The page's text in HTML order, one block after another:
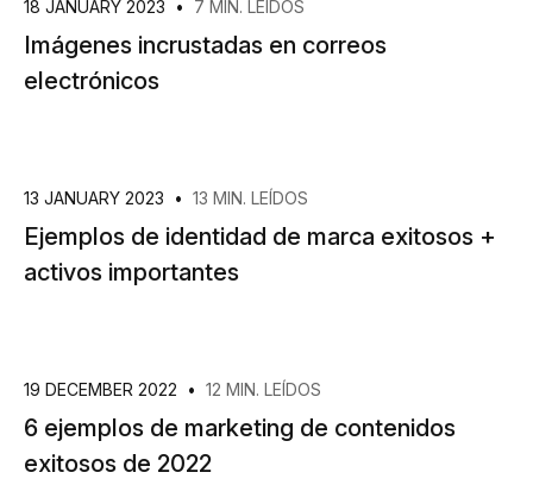
18 JANUARY 2023 • 7 MIN. LEÍDOS
Imágenes incrustadas en correos
electrónicos
13 JANUARY 2023 • 13 MIN. LEÍDOS
Ejemplos de identidad de marca exitosos +
activos importantes
19 DECEMBER 2022 • 12 MIN. LEÍDOS
6 ejemplos de marketing de contenidos
exitosos de 2022